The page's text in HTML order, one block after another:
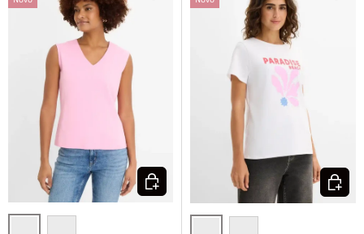
Izberi varianto Izberi